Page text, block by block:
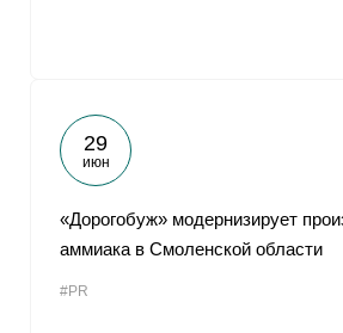
29
июн
«Дорогобуж» модернизирует
аммиака в Смоленской области
#PR